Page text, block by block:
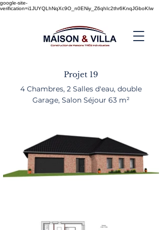
google-site-
verification=i1JUYQLhNqXc9O_n0ENiy_Z6qhIc2thr6KnqJGboKIw
Projet 19
4 Chambres, 2 Salles d'eau, double
Garage, Salon Séjour 63 m²